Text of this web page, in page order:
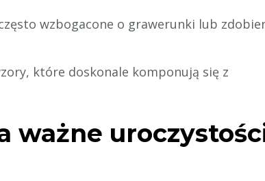
wzbogacone o grawerunki lub
które doskonale komponują się z
ważne